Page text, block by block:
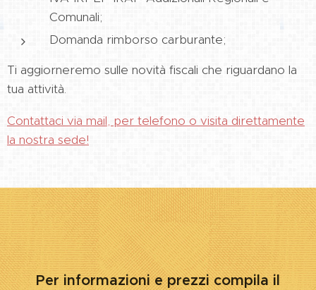
Comunali;
Domanda rimborso carburante;
Ti aggiorneremo sulle novità fiscali che riguardano la
tua attività.
Contattaci via mail, per telefono o visita direttamente
la nostra sede!
Per informazioni e prezzi compila il